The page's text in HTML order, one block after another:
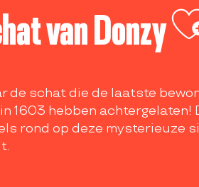
van Donzy
de schat die de laatste
1603 hebben achtergelaten!
rond op deze mysterieuze